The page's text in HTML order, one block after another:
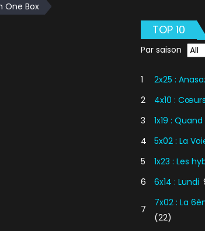
One Box
TOP 10
Par saison
1 2x25 :
2
4x10 :
3
1x19 :
4
5x02 : La
5
1x23 : Les
6
6x14 : Lundi
7
7x02 : La
(22)